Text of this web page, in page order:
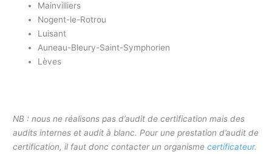
Mainvilliers
Nogent-le-Rotrou
Luisant
Auneau-Bleury-Saint-Symphorien
Lèves
NB : nous ne réalisons pas d’audit de certification mais des
audits internes et audit à blanc. Pour une prestation d’audit de
certification, il faut donc contacter un organismecertificateur.